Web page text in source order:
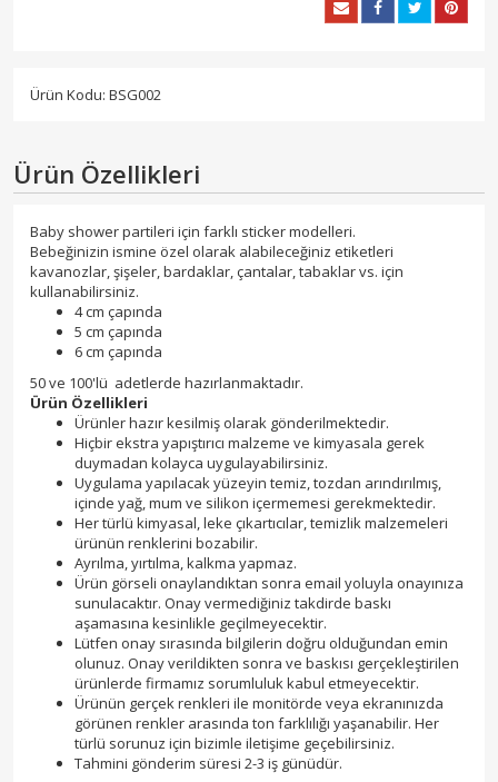
Ürün Kodu: BSG002
Ürün Özellikleri
Baby shower partileri için farklı sticker modelleri.
Bebeğinizin ismine özel olarak alabileceğiniz etiketleri
kavanozlar, şişeler, bardaklar, çantalar, tabaklar vs. için
kullanabilirsiniz.
4 cm çapında
5 cm çapında
6 cm çapında
50 ve 100'lü adetlerde hazırlanmaktadır.
Ürün Özellikleri
Ürünler hazır kesilmiş olarak gönderilmektedir.
Hiçbir ekstra yapıştırıcı malzeme ve kimyasala gerek
duymadan kolayca uygulayabilirsiniz.
Uygulama yapılacak yüzeyin temiz, tozdan arındırılmış,
içinde yağ, mum ve silikon içermemesi gerekmektedir.
Her türlü kimyasal, leke çıkartıcılar, temizlik malzemeleri
ürünün renklerini bozabilir.
Ayrılma, yırtılma, kalkma yapmaz.
Ürün görseli onaylandıktan sonra email yoluyla onayınıza
sunulacaktır. Onay vermediğiniz takdirde baskı
aşamasına kesinlikle geçilmeyecektir.
Lütfen onay sırasında bilgilerin doğru olduğundan emin
olunuz. Onay verildikten sonra ve baskısı gerçekleştirilen
ürünlerde firmamız sorumluluk kabul etmeyecektir.
Ürünün gerçek renkleri ile monitörde veya ekranınızda
görünen renkler arasında ton farklılığı yaşanabilir. Her
türlü sorunuz için bizimle iletişime geçebilirsiniz.
Tahmini gönderim süresi 2-3 iş günüdür.